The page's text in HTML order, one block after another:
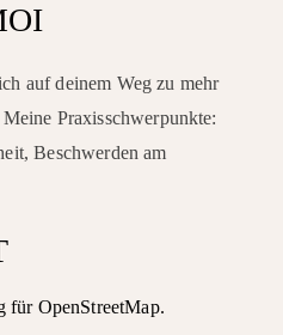
auf deinem Weg zu mehr
Praxisschwerpunkte:
Beschwerden am
für OpenStreetMap.